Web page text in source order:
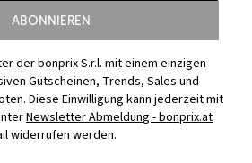
Abonnieren
der bonprix S.r.l. mit einem einzigen
Gutscheinen, Trends, Sales und
Diese Einwilligung kann jederzeit mit
Newsletter Abmeldung - bonprix.at
widerrufen werden.